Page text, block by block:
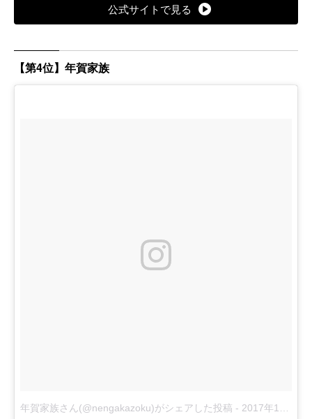
公式サイトで見る
【第4位】年賀家族
年賀家族さん(@nengakazoku)がシェアした投稿 - 2017年10月月3日午前2時14分PDT